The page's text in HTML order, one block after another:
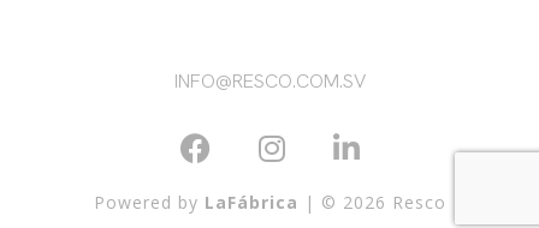
INFO@RESCO.COM.SV
Powered by LaFábrica | © 2026 Resco